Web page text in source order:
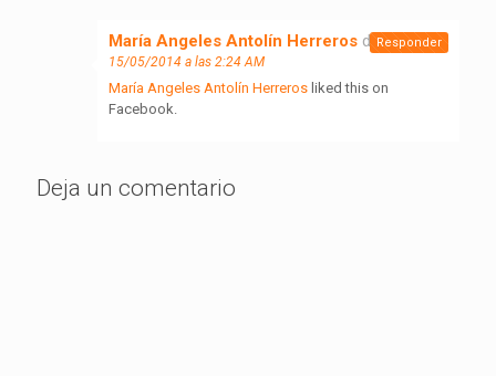
María Angeles Antolín Herreros dice:
15/05/2014 a las 2:24 AM
María Angeles Antolín Herreros liked this on
Facebook.
Responder
Deja un comentario